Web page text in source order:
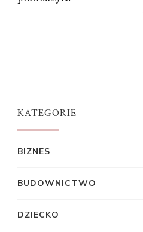
KATEGORIE
BIZNES
BUDOWNICTWO
DZIECKO